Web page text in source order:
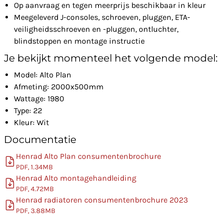
Op aanvraag en tegen meerprijs beschikbaar in kleur
Meegeleverd J-consoles, schroeven, pluggen, ETA-
veiligheidsschroeven en -pluggen, ontluchter,
blindstoppen en montage instructie
Je bekijkt momenteel het volgende model:
Model: Alto Plan
Afmeting: 2000x500mm
Wattage: 1980
Type: 22
Kleur: Wit
Documentatie
Henrad Alto Plan consumentenbrochure
PDF, 1.34MB
Henrad Alto montagehandleiding
PDF, 4.72MB
Henrad radiatoren consumentenbrochure 2023
PDF, 3.88MB